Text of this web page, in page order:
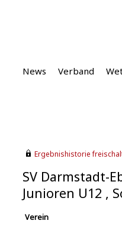
News Verband
Ergebnishistorie
SV Darmstadt-
Junioren U12 ,
Verein